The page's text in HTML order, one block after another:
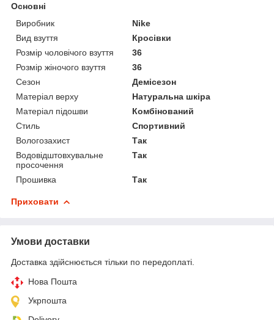
Основні
Виробник
Nike
Вид взуття
Кросівки
Розмір чоловічого взуття
36
Розмір жіночого взуття
36
Сезон
Демісезон
Матеріал верху
Натуральна шкіра
Матеріал підошви
Комбінований
Стиль
Спортивний
Вологозахист
Так
Водовідштовхувальне
просочення
Так
Прошивка Так
Приховати
Умови доставки
Доставка здійснюється тільки по передоплаті.
Нова Пошта
Укрпошта